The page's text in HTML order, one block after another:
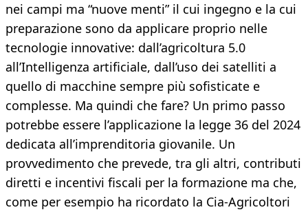
nei campi ma “nuove menti” il cui ingegno e la cui
preparazione sono da applicare proprio nelle
tecnologie innovative: dall’agricoltura 5.0
all’Intelligenza artificiale, dall’uso dei satelliti a
quello di macchine sempre più sofisticate e
complesse. Ma quindi che fare? Un primo passo
potrebbe essere l’applicazione la legge 36 del 2024
dedicata all’imprenditoria giovanile. Un
provvedimento che prevede, tra gli altri, contributi
diretti e incentivi fiscali per la formazione ma che,
come per esempio ha ricordato la Cia-Agricoltori